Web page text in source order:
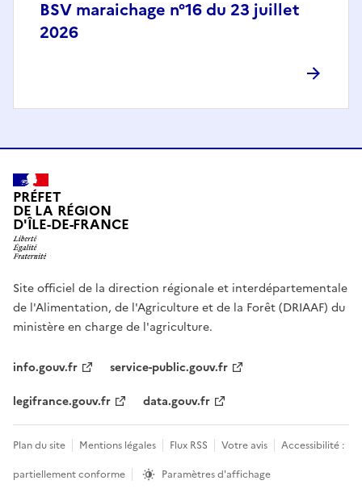
BSV maraichage n°16 du 23 juillet
2026
PRÉFET
DE LA RÉGION
D'ÎLE-DE-FRANCE
Site officiel de la direction régionale et interdépartementale
de l'Alimentation, de l'Agriculture et de la Forêt (DRIAAF) du
ministère en charge de l'agriculture.
info.gouv.fr
service-public.gouv.fr
legifrance.gouv.fr
data.gouv.fr
Plan du site Mentions légales Flux RSS Votre avis
Accessibilité :
partiellement conforme
Paramètres d'affichage